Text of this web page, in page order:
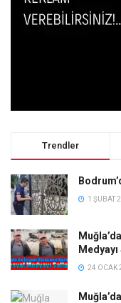
Trendler
1 ŞUBAT
Medyayı
24 OCAK